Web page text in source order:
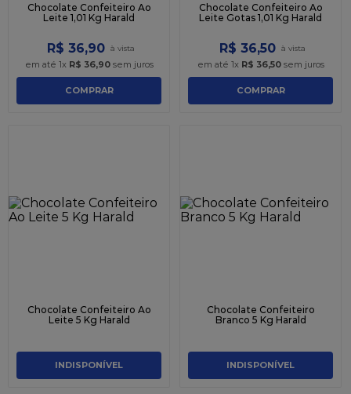
Chocolate Confeiteiro Ao
Leite 1,01 Kg Harald
R$ 36,90
em até 1x R$ 36,90sem juros
COMPRAR
Chocolate Confeiteiro Ao
Leite Gotas 1,01 Kg Harald
R$ 36,50
em até 1x R$ 36,50sem juros
COMPRAR
Chocolate Confeiteiro Ao
Leite 5 Kg Harald
INDISPONÍVEL
Chocolate Confeiteiro
Branco 5 Kg Harald
INDISPONÍVEL